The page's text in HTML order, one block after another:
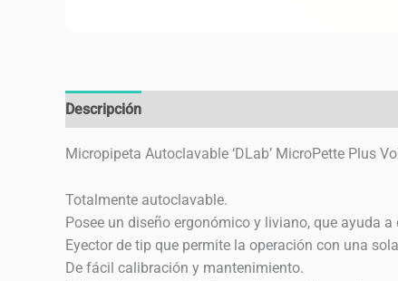
Descripción
Micropipeta Autoclavable ‘DLab’ MicroPette Plus
Totalmente autoclavable.
Posee un diseño ergonómico y liviano, que ayuda
Eyector de tip que permite la operación con una
De fácil calibración y mantenimiento.